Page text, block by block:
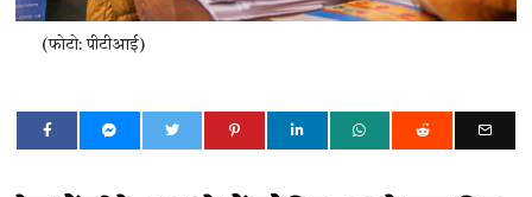
(फोटो: पीटीआई)